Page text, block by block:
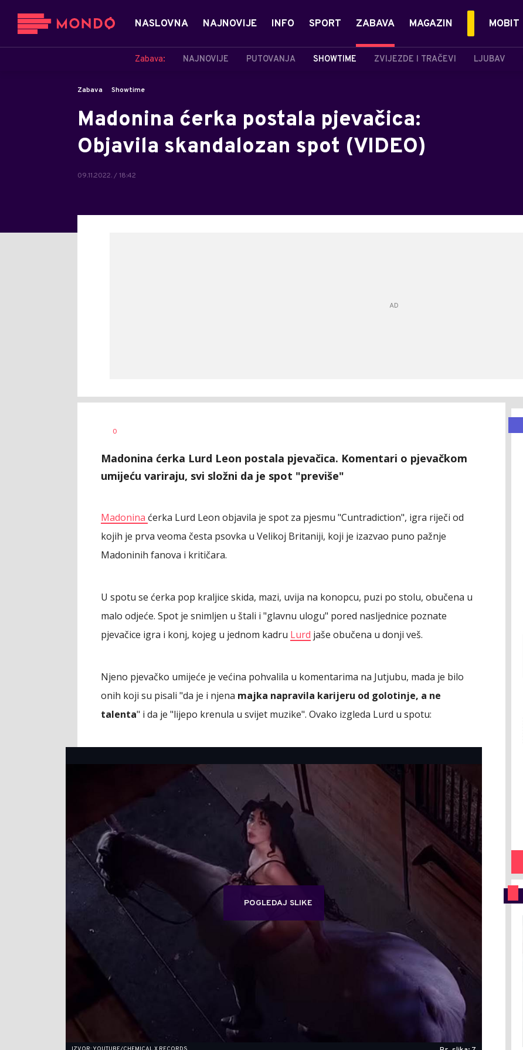
NASLOVNA NAJNOVIJE INFO SPORT ZABAVA
Zabava: NAJNOVIJE PUTOVANJA SHOWTIME ZVIJEZDE I TRAČEVI LJUBAV
MAGAZIN MOBIT
Zabava Showtime
Madonina ćerka postala pjevačica:
Objavila skandalozan spot (VIDEO)
09.11.2022. / 18:42
AUTOR
0
Madonina ćerka Lurd Leon postala pjevačica. Komentari o pjevačkom
umijeću variraju, svi složni da je spot "previše"
Madonina ćerka Lurd Leon objavila je spot za pjesmu "Cuntradiction", igra riječi od
kojih je prva veoma česta psovka u Velikoj Britaniji, koji je izazvao puno pažnje
Madoninih fanova i kritičara.
U spotu se ćerka pop kraljice skida, mazi, uvija na konopcu, puzi po stolu, obučena u
malo odjeće. Spot je snimljen u štali i "glavnu ulogu" pored nasljednice poznate
pjevačice igra i konj, kojeg u jednom kadru Lurd jaše obučena u donji veš.
Njeno pjevačko umijeće je većina pohvalila u komentarima na Jutjubu, mada je bilo
onih koji su pisali "da je i njena majka napravila karijeru od golotinje, a ne
talenta" i da je "lijepo krenula u svijet muzike". Ovako izgleda Lurd u spotu:
POGLEDAJ SLIKE